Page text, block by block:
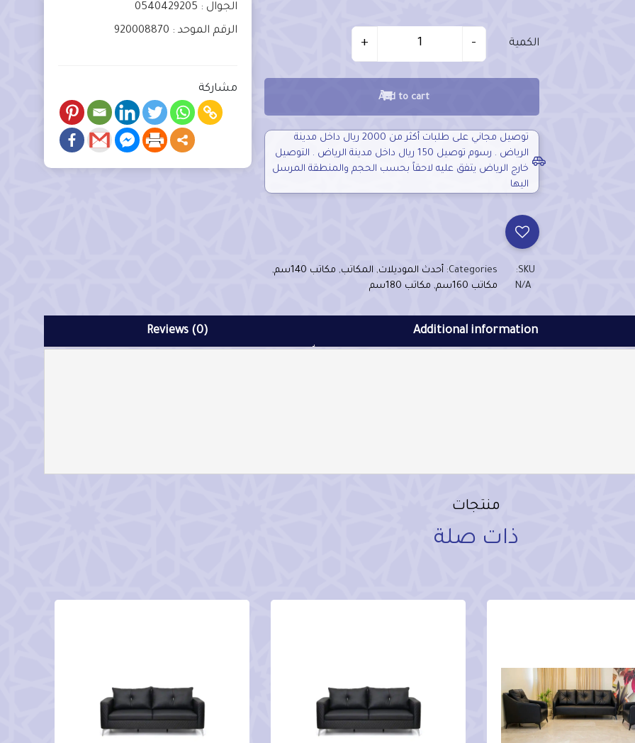
الكمية -
+
Add to cart
توصيل مجاني على طلبات أكثر من 2000 ريال داخل مدينة
الرياض . رسوم توصيل 150 ريال داخل مدينة الرياض . التوصيل
خارج الرياض يتفق عليه لاحقاً بحسب الحجم والمنطقة المرسل
اليها
SKU:
N/A
Categories: أحدث الموديلات, المكاتب, مكاتب 140سم
,
مكاتب 160سم
, مكاتب 180سم
الجوال : 0540429205
الرقم الموحد : 920008870
مشاركة
Additional information
Reviews (0)
منتجات
ذات صلة